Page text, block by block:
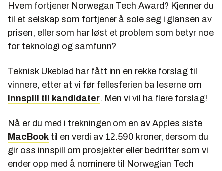
Hvem fortjener Norwegan Tech Award? Kjenner du
til et selskap som fortjener å sole seg i glansen av
prisen, eller som har løst et problem som betyr noe
for teknologi og samfunn?
Teknisk Ukeblad har fått inn en rekke forslag til
vinnere, etter at vi før fellesferien ba leserne om
innspill til kandidater. Men vi vil ha flere forslag!
Nå er du med i trekningen om en av Apples siste
MacBook til en verdi av 12.590 kroner, dersom du
gir oss innspill om prosjekter eller bedrifter som vi
ender opp med å nominere til Norwegian Tech